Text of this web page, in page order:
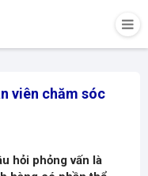
viên chăm sóc
hỏi phỏng vấn là